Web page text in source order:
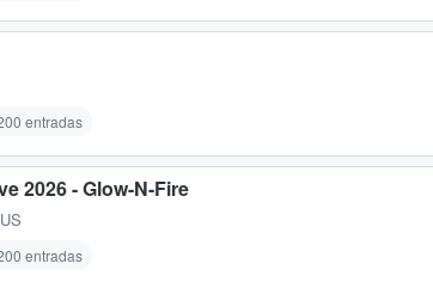
entradas
2026 - Glow-N-Fire
entradas